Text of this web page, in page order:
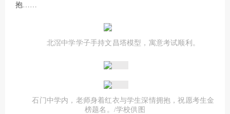
抱……
北滘中学学子手持文昌塔模型，寓意考试顺利。
石门中学内，老师身着红衣与学生深情拥抱，祝愿考生金
榜题名。/学校供图